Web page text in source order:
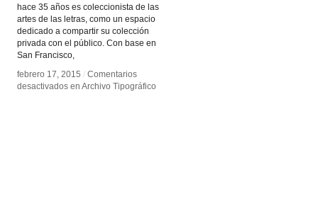
hace 35 años es coleccionista de las
artes de las letras, como un espacio
dedicado a compartir su colección
privada con el público. Con base en
San Francisco,
febrero 17, 2015 / Comentarios
desactivados en Archivo Tipográfico
febrero 17, 2015 / Comentarios
desactivados en Archivo Tipográfico